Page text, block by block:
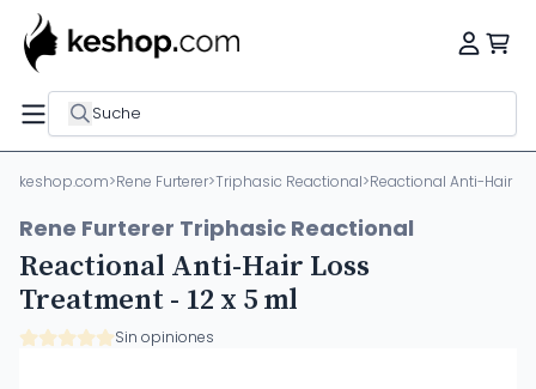
Suche
keshop.com>Rene Furterer>Triphasic Reactional>Reactional Anti-Hair
Rene Furterer Triphasic Reactional
Reactional Anti-Hair Loss
Treatment - 12 x 5 ml
Sin opiniones